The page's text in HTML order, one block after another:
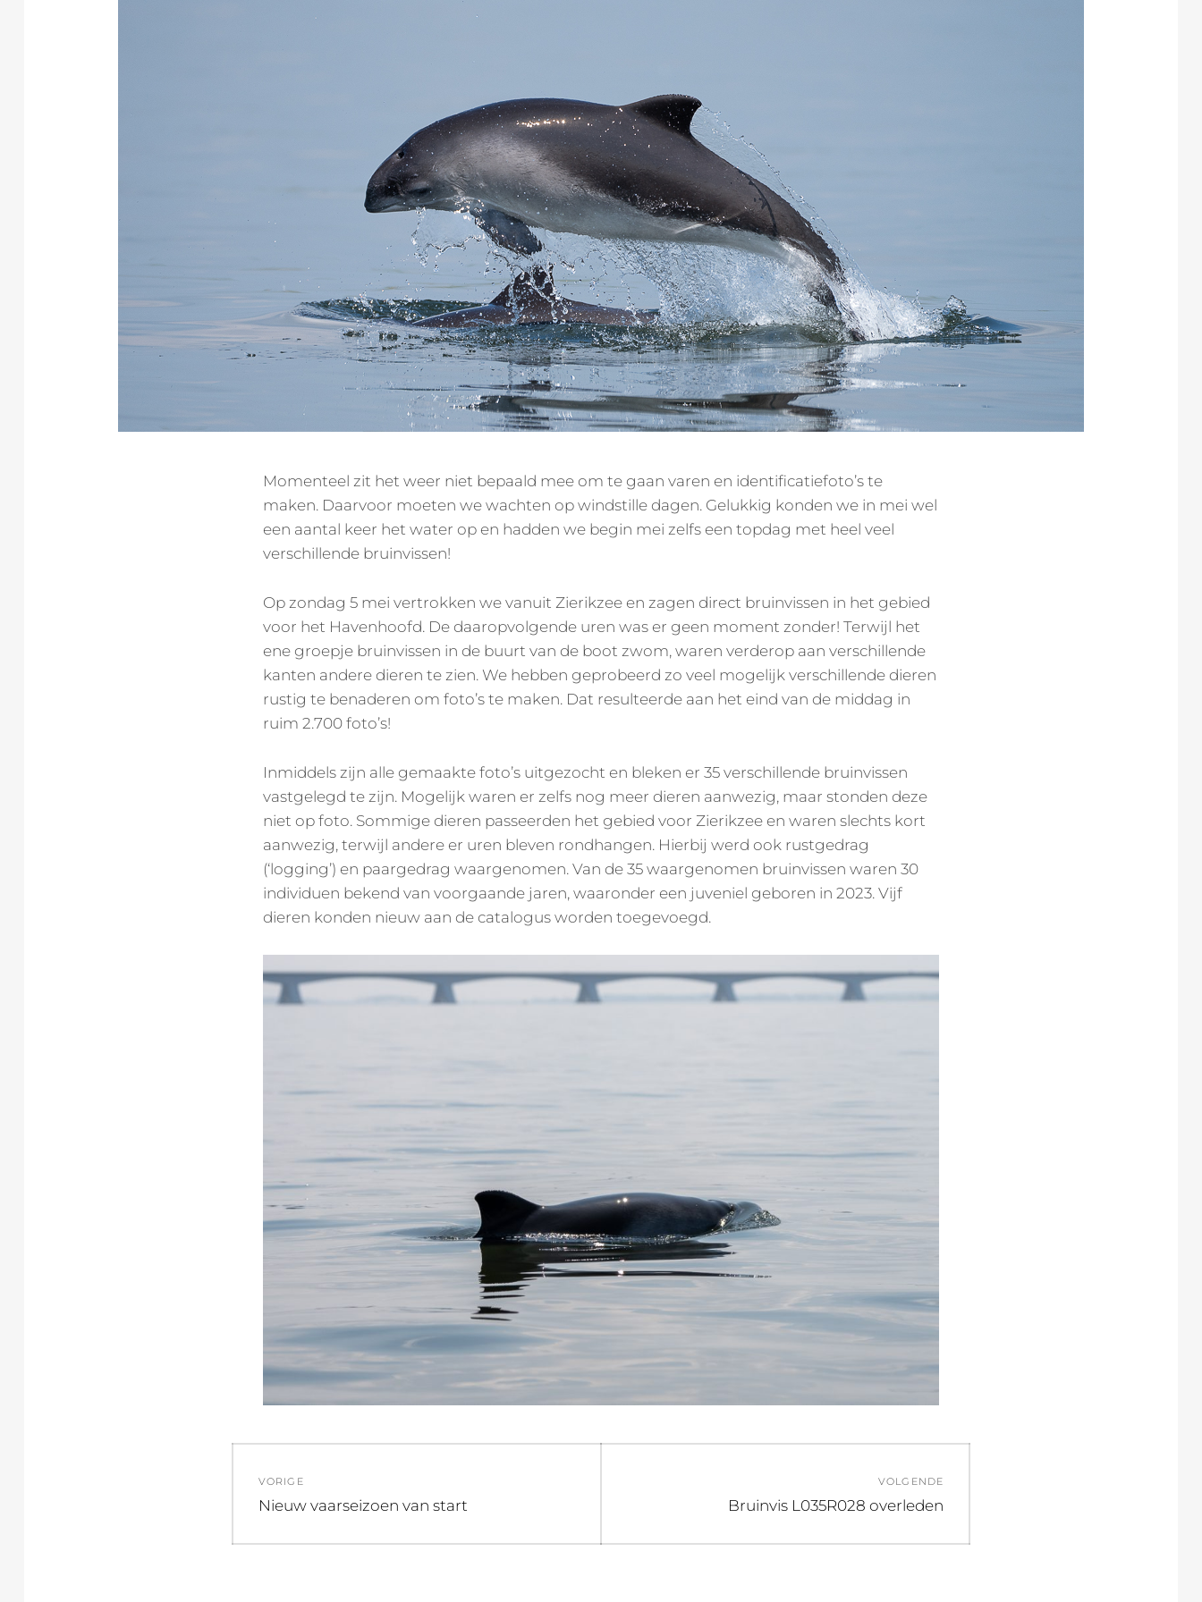
Momenteel zit het weer niet bepaald mee om te gaan varen en identificatiefoto’s te
maken. Daarvoor moeten we wachten op windstille dagen. Gelukkig konden we in mei wel
een aantal keer het water op en hadden we begin mei zelfs een topdag met heel veel
verschillende bruinvissen!
Op zondag 5 mei vertrokken we vanuit Zierikzee en zagen direct bruinvissen in het gebied
voor het Havenhoofd. De daaropvolgende uren was er geen moment zonder! Terwijl het
ene groepje bruinvissen in de buurt van de boot zwom, waren verderop aan verschillende
kanten andere dieren te zien. We hebben geprobeerd zo veel mogelijk verschillende dieren
rustig te benaderen om foto’s te maken. Dat resulteerde aan het eind van de middag in
ruim 2.700 foto’s!
Inmiddels zijn alle gemaakte foto’s uitgezocht en bleken er 35 verschillende bruinvissen
vastgelegd te zijn. Mogelijk waren er zelfs nog meer dieren aanwezig, maar stonden deze
niet op foto. Sommige dieren passeerden het gebied voor Zierikzee en waren slechts kort
aanwezig, terwijl andere er uren bleven rondhangen. Hierbij werd ook rustgedrag
(‘logging’) en paargedrag waargenomen. Van de 35 waargenomen bruinvissen waren 30
individuen bekend van voorgaande jaren, waaronder een juveniel geboren in 2023. Vijf
dieren konden nieuw aan de catalogus worden toegevoegd.
VORIGE
Vorig
Nieuw vaarseizoen van start
VOLGENDE
Volgend
Bruinvis L035R028 overleden